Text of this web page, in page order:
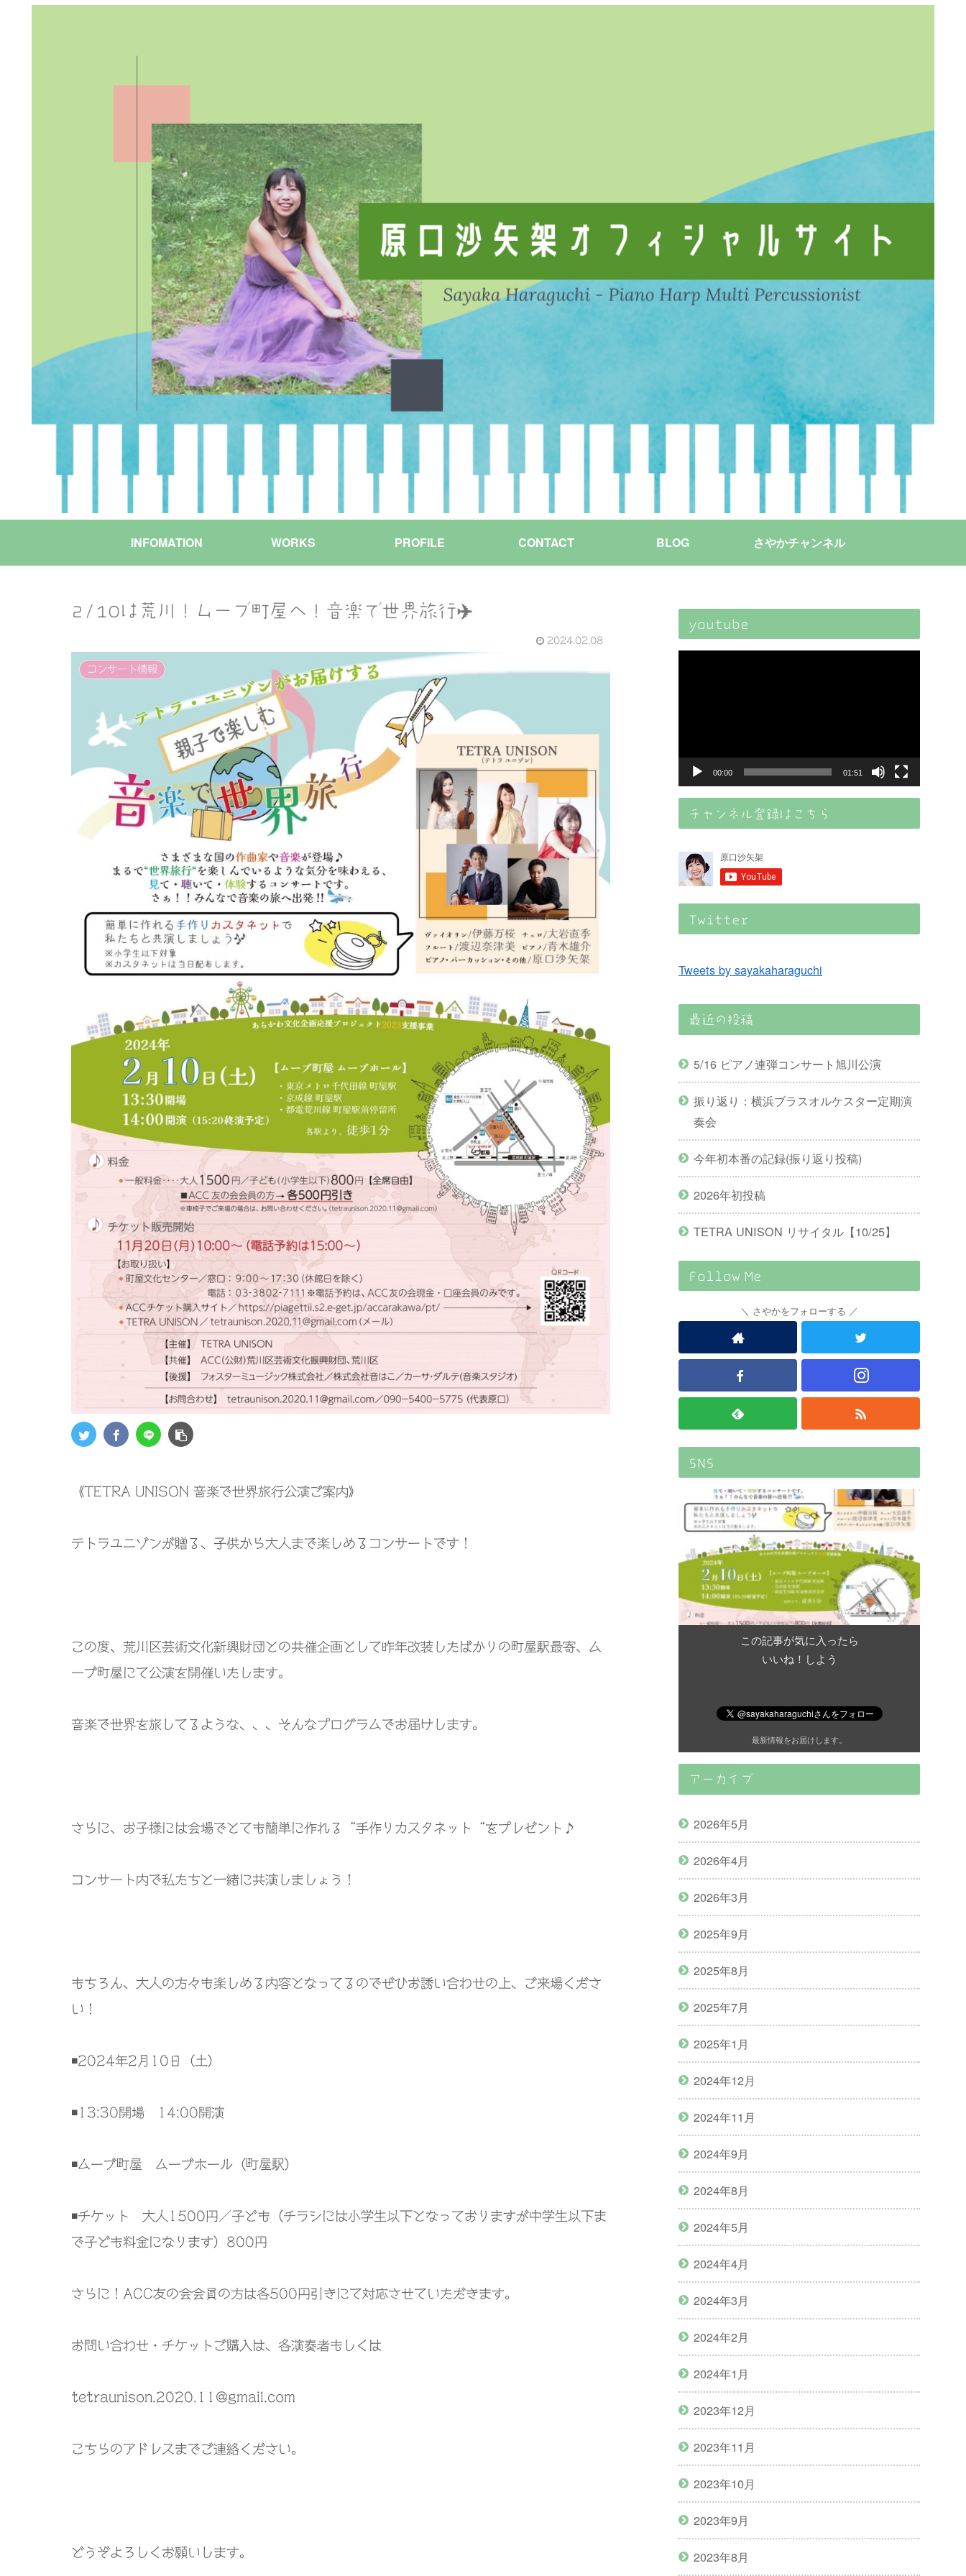
INFOMATION WORKS PROFILE CONTACT BLOG さやかチャンネル
2/10は荒川！ムーブ町屋へ！音楽で世界旅行✈️
2024.02.08
コンサート情報
《TETRA UNISON 音楽で世界旅行公演ご案内》
テトラユニゾンが贈る、子供から大人まで楽しめるコンサートです！
この度、荒川区芸術文化新興財団との共催企画として昨年改装したばかりの町屋駅最寄、ム
ーブ町屋にて公演を開催いたします。
音楽で世界を旅してるような、、、そんなプログラムでお届けします。
さらに、お子様には会場でとても簡単に作れる “手作りカスタネット “をプレゼント♪
コンサート内で私たちと一緒に共演しましょう！
もちろん、大人の方々も楽しめる内容となってるのでぜひお誘い合わせの上、ご来場くださ
い！
◾️2024年2 月 10 日（土）
◾️13:30開場 14:00開演
◾️ムーブ町屋 ムーブホール（町屋駅）
◾️チケット 大人 1500円／子ども（チラシには小学生以下となっておりますが中学生以下ま
で子ども料金になります） 800円
さらに！ ACC友の会会員の方は各500円引きにて対応させていただきます。
お問い合わせ・チケットご購入は、各演奏者もしくは
tetraunison.2020.11@gmail.com
こちらのアドレスまでご連絡ください。
どうぞよろしくお願いします。
youtube
ー
00:00 01:51
チャンネル登録はこちら
Twitter
Tweets by sayakaharaguchi
最近の投稿
5/16 ピアノ連弾コンサート旭川公演
振り返り：横浜ブラスオルケスター定期演
奏会
今年初本番の記録(振り返り投稿)
2026年初投稿
TETRA UNISON リサイタル【10/25】
Follow Me
さやかをフォローする
SNS
この記事が気に入ったら
いいね！しよう
最新情報をお届けします。
アーカイブ
2026年5月
2026年4月
2026年3月
2025年9月
2025年8月
2025年7月
2025年1月
2024年12月
2024年11月
2024年9月
2024年8月
2024年5月
2024年4月
2024年3月
2024年2月
2024年1月
2023年12月
2023年11月
2023年10月
2023年9月
2023年8月